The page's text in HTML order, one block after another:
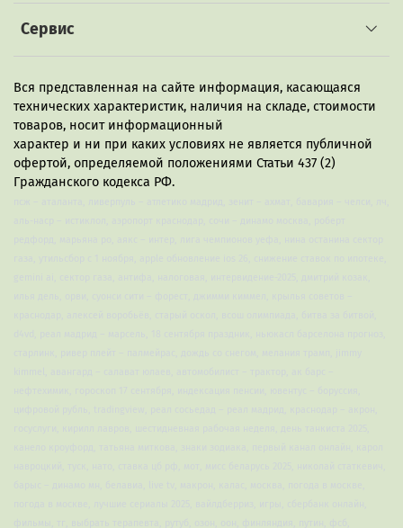
Сервис
Вся представленная на сайте информация, касающаяся
технических характеристик, наличия на складе, стоимости
товаров, носит информационный
характер и ни при каких условиях не является публичной
офертой, определяемой положениями Статьи 437 (2)
Гражданского кодекса РФ.